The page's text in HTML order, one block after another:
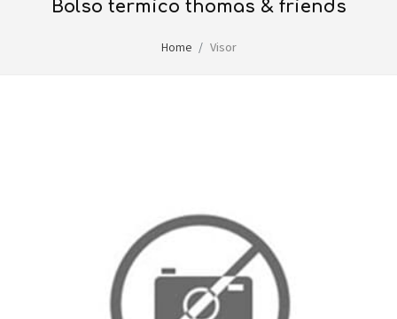
bolso termico thomas & friends
Home Visor